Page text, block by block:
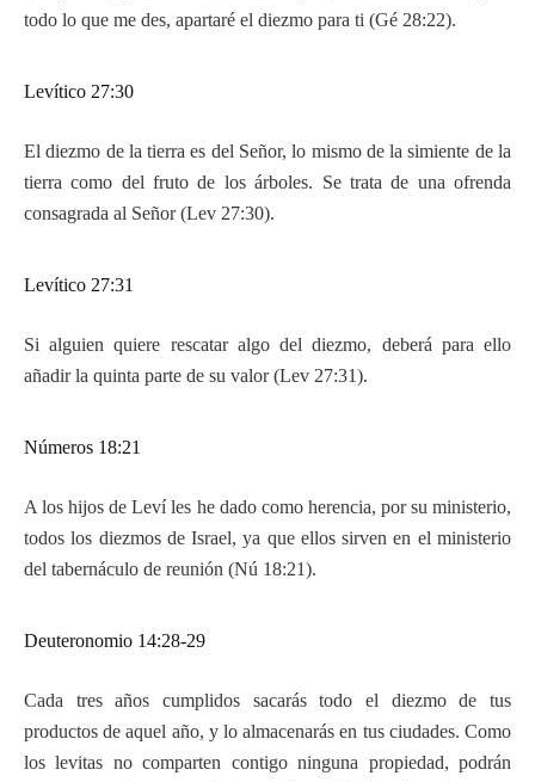
todo lo que me des, apartaré el diezmo para ti (Gé 28:22).
Levítico 27:30
El diezmo de la tierra es del Señor, lo mismo de la simiente de la
tierra como del fruto de los árboles. Se trata de una ofrenda
consagrada al Señor (Lev 27:30).
Levítico 27:31
Si alguien quiere rescatar algo del diezmo, deberá para ello
añadir la quinta parte de su valor (Lev 27:31).
Números 18:21
A los hijos de Leví les he dado como herencia, por su ministerio,
todos los diezmos de Israel, ya que ellos sirven en el ministerio
del tabernáculo de reunión (Nú 18:21).
Deuteronomio 14:28-29
Cada tres años cumplidos sacarás todo el diezmo de tus
productos de aquel año, y lo almacenarás en tus ciudades. Como
los levitas no comparten contigo ninguna propiedad, podrán